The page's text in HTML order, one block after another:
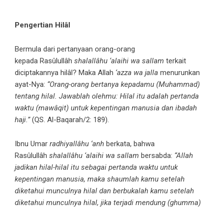
Pengertian Hilâl
Bermula dari pertanyaan orang-orang
kepada Rasûlullâh shalallâhu ‘alaihi wa sallam terkait
diciptakannya hilâl? Maka Allah ‘azza wa jalla menurunkan
ayat-Nya: “Orang-orang bertanya kepadamu (Muhammad)
tentang hilal. Jawablah olehmu: Hilal itu adalah pertanda
waktu (mawâqit) untuk kepentingan manusia dan ibadah
haji.”(QS. Al-Baqarah/2: 189).
Ibnu Umar radhiyallâhu ‘anh berkata, bahwa
Rasûlullâh shalallâhu ‘alaihi wa sallam bersabda: “Allah
jadikan hilal-hilal itu sebagai pertanda waktu untuk
kepentingan manusia, maka shaumlah kamu setelah
diketahui munculnya hilal dan berbukalah kamu setelah
diketahui munculnya hilal, jika terjadi mendung (ghumma)